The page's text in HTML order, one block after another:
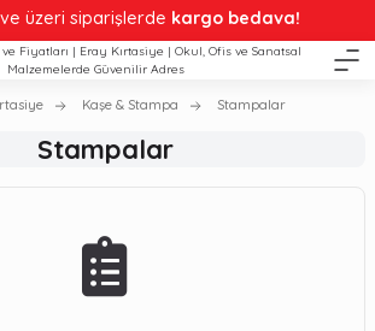
ve üzeri siparişlerde kargo bedava!
Kaşe & Stampa Stampalar
Stampalar